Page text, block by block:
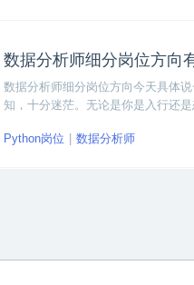
数据分析师细分岗位方向
数据分析师细分岗位方向今天具体
知，十分迷茫。无论是你是入行还
Python岗位
数据分析师